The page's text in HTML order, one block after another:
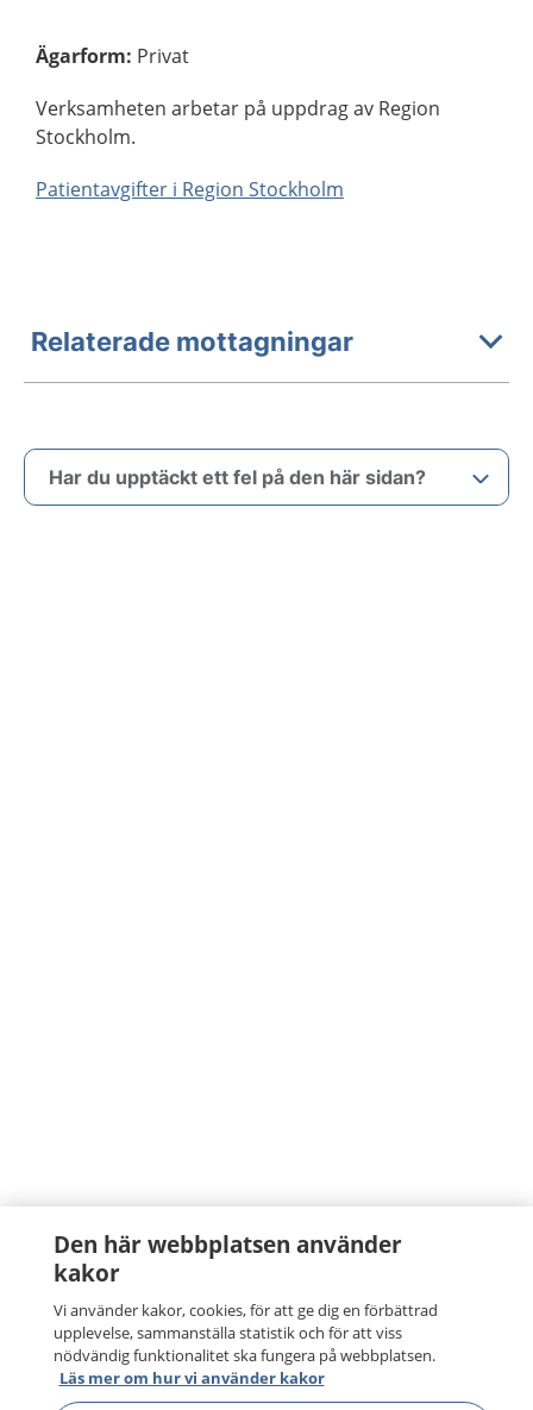
Ägarform: Privat
Verksamheten arbetar på uppdrag av Region
Stockholm.
Patientavgifter i Region Stockholm
Relaterade mottagningar
Har du upptäckt ett fel på den här sidan?
Den här webbplatsen använder
kakor
Vi använder kakor, cookies, för att ge dig en förbättrad
upplevelse, sammanställa statistik och för att viss
nödvändig funktionalitet ska fungera på webbplatsen.
Läs mer om hur vi använder kakor